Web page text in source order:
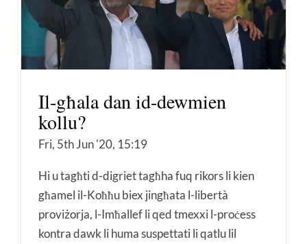
Il-għala dan id-dewmien
kollu?
Fri, 5th Jun '20, 15:19
Hi u tagħti d-digriet tagħha fuq rikors li kien
għamel il-Koħħu biex jingħata l-libertà
proviżorja, l-Imħallef li qed tmexxi l-proċess
kontra dawk li huma suspettati li qatlu lil